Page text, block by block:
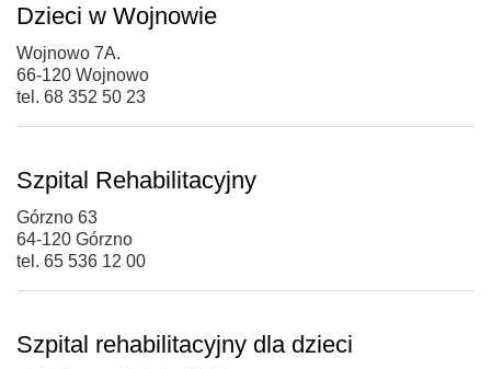
Dzieci w Wojnowie
Wojnowo 7A.
66-120 Wojnowo
tel. 68 352 50 23
Szpital Rehabilitacyjny
Górzno 63
64-120 Górzno
tel. 65 536 12 00
Szpital rehabilitacyjny dla dzieci